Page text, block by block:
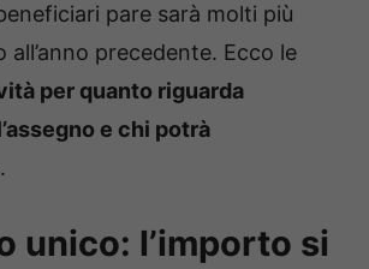
pare sarà molti più
all’anno precedente. Ecco le
per quanto riguarda
e chi potrà
.
unico: l’importo si